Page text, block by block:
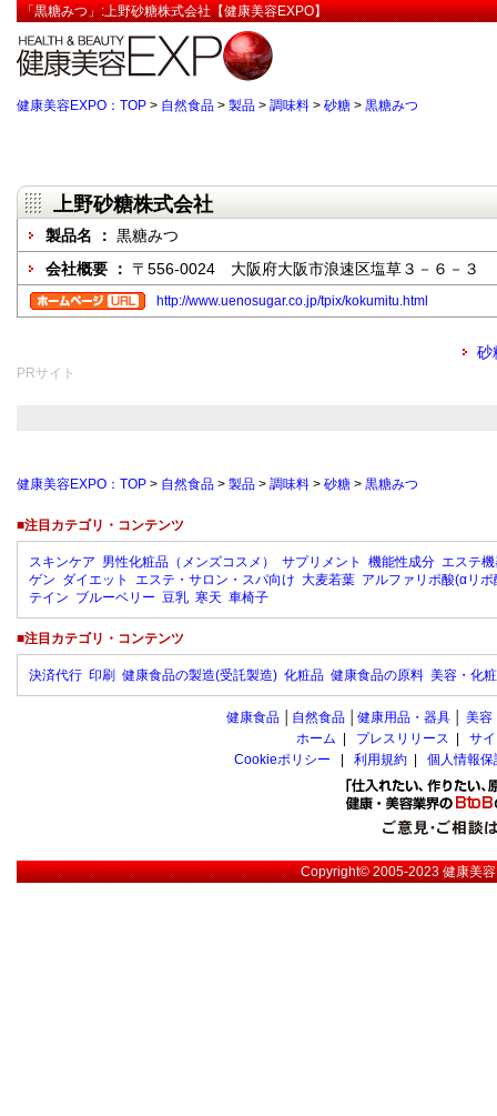
「黒糖みつ」:上野砂糖株式会社【健康美容EXPO】
健康美容EXPO：TOP > 自然食品 > 製品 > 調味料 > 砂糖 > 黒糖みつ
上野砂糖株式会社
製品名 ： 黒糖みつ
会社概要 ： 〒556-0024 大阪府大阪市浪速区塩草３－６－３
http://www.uenosugar.co.jp/tpix/kokumitu.html
砂
PRサイト
健康美容EXPO：TOP > 自然食品 > 製品 > 調味料 > 砂糖 > 黒糖みつ
■注目カテゴリ・コンテンツ
スキンケア 男性化粧品（メンズコスメ） サプリメント 機能性成分 エステ
ゲン ダイエット エステ・サロン・スパ向け 大麦若葉 アルファリポ酸(αリポ
テイン ブルーベリー 豆乳 寒天 車椅子
■注目カテゴリ・コンテンツ
決済代行 印刷 健康食品の製造(受託製造) 化粧品 健康食品の原料 美容・化
健康食品 自然食品 健康用品・器具 美容
ホーム
プレスリリース
サ
Cookieポリシー
利用規約 個人情報
Copyright© 2005-2023健康美